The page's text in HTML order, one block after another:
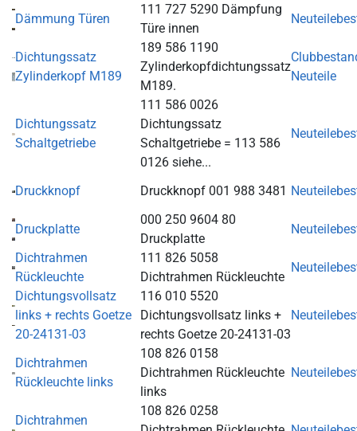
Dämmung Türen
111 727 5290 Dämpfung
Türe innen
Dichtungssatz
Zylinderkopf M189
189 586 1190
Zylinderkopfdichtungssatz
M189.
Neuteile
Dichtungssatz
Schaltgetriebe
111 586 0026
Dichtungssatz
Schaltgetriebe = 113 586
0126 siehe...
Druckknopf Druckknopf 001 988 3481
Druckplatte
000 250 9604 80
Druckplatte
Dichtrahmen
Rückleuchte
111 826 5058
Dichtrahmen Rückleuchte
Dichtungsvollsatz
links + rechts Goetze
20-24131-03
116 010 5520
Dichtungsvollsatz links +
rechts Goetze 20-24131-03
Dichtrahmen
Rückleuchte links
108 826 0158
Dichtrahmen Rückleuchte
links
Dichtrahmen
108 826 0258